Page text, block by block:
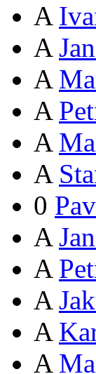
A
A
A
A
A
A
0
A
A
A
A
A